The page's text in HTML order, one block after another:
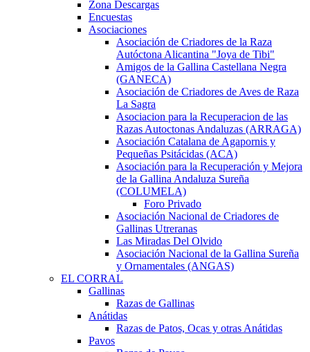
Zona Descargas
Encuestas
Asociaciones
Asociación de Criadores de la Raza
Autóctona Alicantina "Joya de Tibi"
Amigos de la Gallina Castellana Negra
(GANECA)
Asociación de Criadores de Aves de Raza
La Sagra
Asociacion para la Recuperacion de las
Razas Autoctonas Andaluzas (ARRAGA)
Asociación Catalana de Agapornis y
Pequeñas Psitácidas (ACA)
Asociación para la Recuperación y Mejora
de la Gallina Andaluza Sureña
(COLUMELA)
Foro Privado
Asociación Nacional de Criadores de
Gallinas Utreranas
Las Miradas Del Olvido
Asociación Nacional de la Gallina Sureña
y Ornamentales (ANGAS)
EL CORRAL
Gallinas
Razas de Gallinas
Anátidas
Razas de Patos, Ocas y otras Anátidas
Pavos